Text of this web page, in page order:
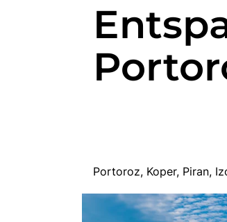
Portoroz, Koper, Piran,